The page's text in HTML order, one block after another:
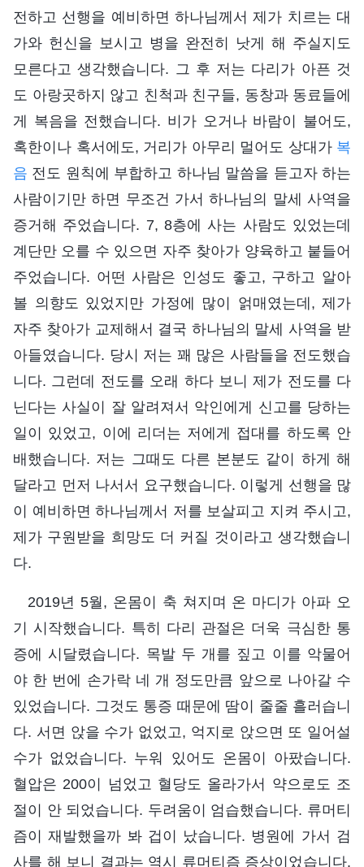
전하고 선행을 예비하면 하나님께서 제가 치르는 대
가와 헌신을 보시고 병을 완전히 낫게 해 주실지도
모른다고 생각했습니다. 그 후 저는 다리가 아픈 것
도 아랑곳하지 않고 친척과 친구들, 동창과 동료들에
게 복음을 전했습니다. 비가 오거나 바람이 불어도,
혹한이나 혹서에도, 거리가 아무리 멀어도 상대가 복
음 전도 원칙에 부합하고 하나님 말씀을 듣고자 하는
사람이기만 하면 무조건 가서 하나님의 말세 사역을
증거해 주었습니다. 7, 8층에 사는 사람도 있었는데
계단만 오를 수 있으면 자주 찾아가 양육하고 붙들어
주었습니다. 어떤 사람은 인성도 좋고, 구하고 알아
볼 의향도 있었지만 가정에 많이 얽매였는데, 제가
자주 찾아가 교제해서 결국 하나님의 말세 사역을 받
아들였습니다. 당시 저는 꽤 많은 사람들을 전도했습
니다. 그런데 전도를 오래 하다 보니 제가 전도를 다
닌다는 사실이 잘 알려져서 악인에게 신고를 당하는
일이 있었고, 이에 리더는 저에게 접대를 하도록 안
배했습니다. 저는 그때도 다른 본분도 같이 하게 해
달라고 먼저 나서서 요구했습니다. 이렇게 선행을 많
이 예비하면 하나님께서 저를 보살피고 지켜 주시고,
제가 구원받을 희망도 더 커질 것이라고 생각했습니
다.
2019년 5월, 온몸이 축 쳐지며 온 마디가 아파 오
기 시작했습니다. 특히 다리 관절은 더욱 극심한 통
증에 시달렸습니다. 목발 두 개를 짚고 이를 악물어
야 한 번에 손가락 네 개 정도만큼 앞으로 나아갈 수
있었습니다. 그것도 통증 때문에 땀이 줄줄 흘러습니
다. 서면 앉을 수가 없었고, 억지로 앉으면 또 일어설
수가 없었습니다. 누워 있어도 온몸이 아팠습니다.
혈압은 200이 넘었고 혈당도 올라가서 약으로도 조
절이 안 되었습니다. 두려움이 엄습했습니다. 류머티
즘이 재발했을까 봐 겁이 났습니다. 병원에 가서 검
사를 해 보니 결과는 역시 류머티즘 증상이었습니다.